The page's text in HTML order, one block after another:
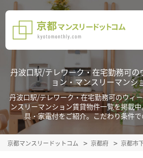
丹波口駅/テレワーク・在宅勤務可の
ョン・マンスリーマンシ
丹波口駅/テレワーク・在宅勤務可のウィ
ンスリーマンション賃貸物件一覧を掲載
具・家電付をご紹介。こだわり条件
京都マンスリードットコム 京都府 京都市